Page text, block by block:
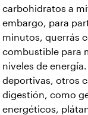
carbohidratos a
embargo, para
minutos, querrás
combustible para
niveles de
deportivas, otros
digestión, como
energéticos,